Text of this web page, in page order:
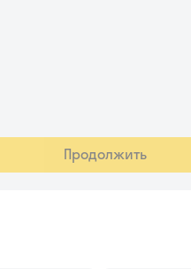
Продолжить